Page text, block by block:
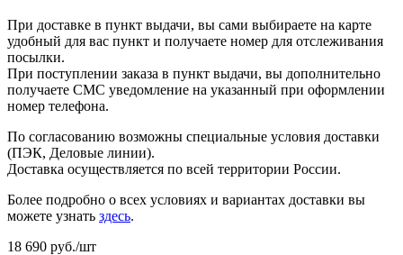
При доставке в пункт выдачи, вы сами выбираете на карте
удобный для вас пункт и получаете номер для отслеживания
посылки.
При поступлении заказа в пункт выдачи, вы дополнительно
получаете СМС уведомление на указанный при оформлении
номер телефона.
По согласованию возможны специальные условия доставки
(ПЭК, Деловые линии).
Доставка осуществляется по всей территории России.
Более подробно о всех условиях и вариантах доставки вы
можете узнать здесь.
18 690 руб./шт